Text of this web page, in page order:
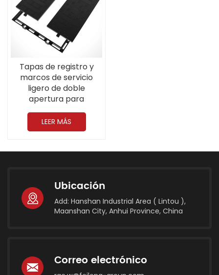
Tapas de registro y
marcos de servicio
ligero de doble
apertura para
telecomunicaciones de
900*900 mm (35,4 '')
A15 hechos de hierro
LEER MÁS
Ubicación
Add: Hanshan Industrial Area ( Lintou ),
Maanshan City, Anhui Province, China
Correo electrónico